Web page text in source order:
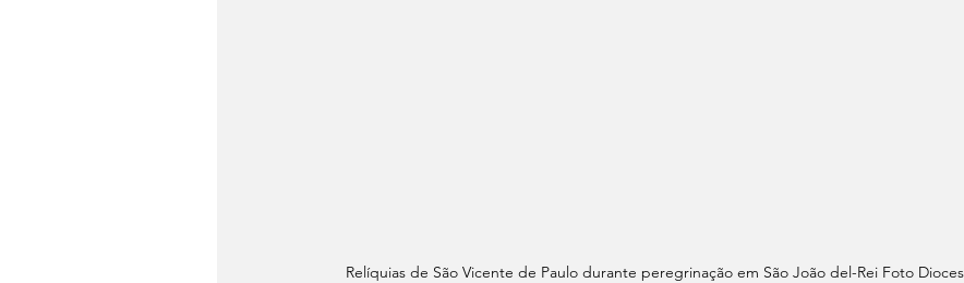
Relíquias de São Vicente de Paulo durante peregrinação em São João del-Rei Foto